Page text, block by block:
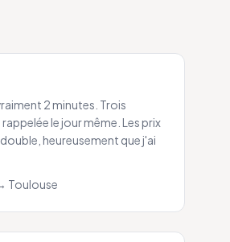
2 minutes. Trois
le jour même. Les prix
heureusement que j'ai
Toulouse